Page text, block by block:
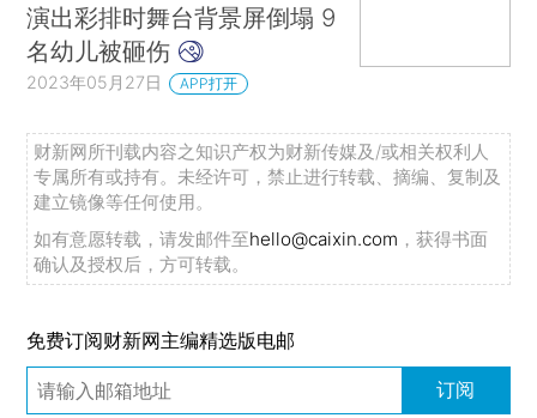
演出彩排时舞台背景屏倒塌 9
名幼儿被砸伤
2023年05月27日 APP打开
财新网所刊载内容之知识产权为财新传媒及/或相关权利人
专属所有或持有。未经许可，禁止进行转载、摘编、复制及
建立镜像等任何使用。
如有意愿转载，请发邮件至hello@caixin.com ，获得书面
确认及授权后，方可转载。
免费订阅财新网主编精选版电邮
订阅